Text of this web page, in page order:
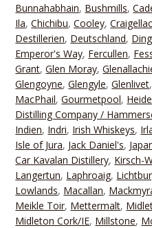
Bunnahabhain, Bushmills,
Ila,Chichibu,Cooley,
Destillerien, Deutschland,
Emperor's Way, Fercullen,
Grant,Glen Moray,
Glengoyne,Glengyle,Glenlivet
MacPhail,Gourmetpool,
Distilling Company /
Indien, Indri, Irish Whiskeys,
Isle of Jura, Jack Daniel's,
Car Kavalan Distillery, Kirsch-
Langertun, Laphroaig,
Lowlands, Macallan,
Meikle Toir, Mettermalt,
Midleton Cork/IE, Millstone,